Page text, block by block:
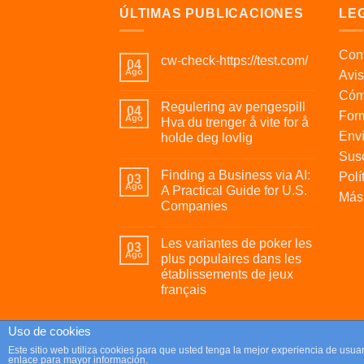
ÚLTIMAS PUBLICACIONES
04
Ago
cw-check-https://test.com/
04
Ago
Regulering av pengespill
Hva du trenger å vite for å
holde deg lovlig
03
Ago
Finding a Business via AI:
A Practical Guide for U.S.
Companies
03
Ago
Les variantes de poker les
plus populaires dans les
établissements de jeux
français
Copyright 2026 ©Parafrikis.com
Uso de cookies
Este sitio web utiliza cookies para que usted tenga la mejor experiencia de
enlace para mayor información.